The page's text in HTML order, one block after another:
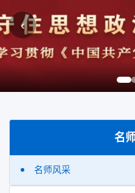
‹
名
名师风采